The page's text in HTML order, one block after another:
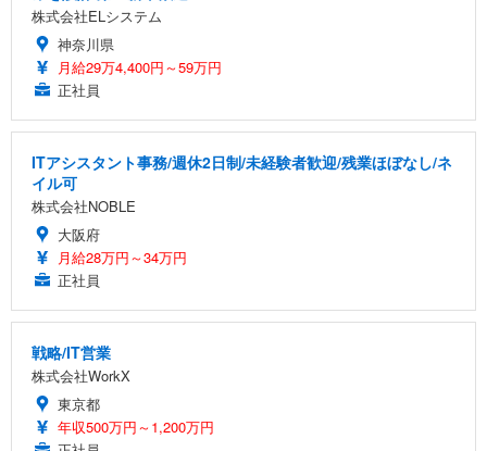
株式会社ELシステム
神奈川県
月給29万4,400円～59万円
正社員
ITアシスタント事務/週休2日制/未経験者歓迎/残業ほぼなし/ネ
イル可
株式会社NOBLE
大阪府
月給28万円～34万円
正社員
戦略/IT営業
株式会社WorkX
東京都
年収500万円～1,200万円